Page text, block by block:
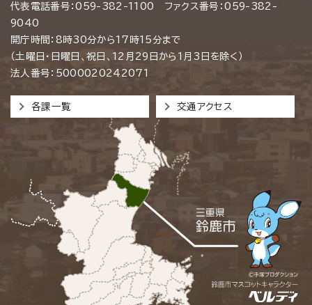
代表電話番号：059-382-1100 ファクス番号：059-382-
9040
開庁時間：8時30分から17時15分まで
（土曜日・日曜日、祝日、12月29日から1月3日を除く）
法人番号：5000020242071
各課一覧 交通アクセス